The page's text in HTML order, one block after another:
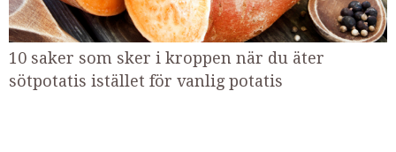
10 saker som sker i kroppen när du äter
sötpotatis istället för vanlig potatis